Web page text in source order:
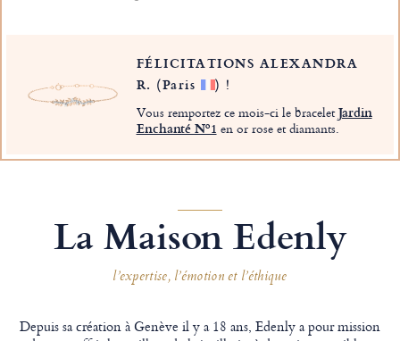
FÉLICITATIONS ALEXANDRA
R. (Paris ) !
Vous remportez ce mois-ci le braceletJardin
Enchanté Nº1 en or rose et diamants.
La Maison Edenly
l’expertise, l’émotion et l’éthique
Depuis sa création à Genève il y a 18 ans, Edenly a pour mission